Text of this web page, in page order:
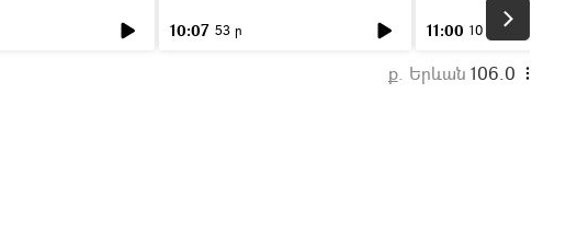
10:07 53 ր 11:00 10 ր
ք. Երևան 106.0